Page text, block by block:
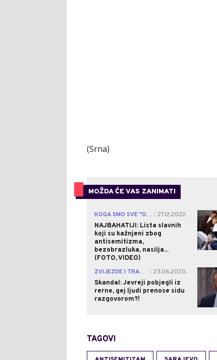
(Srna)
MOŽDA ĆE VAS ZANIMATI
KOGA SMO SVE "OTKAZALI" OVE GODINE
27.12.2022.
NAJBAHATIJI: Lista slavnih
koji su kažnjeni zbog
antisemitizma,
bezobrazluka, nasilja...
(FOTO, VIDEO)
ZVIJEZDE I TRAČEVI
23.06.2020.
Skandal: Jevreji pobjegli iz
rerne, gej ljudi prenose sidu
razgovorom?!
TAGOVI